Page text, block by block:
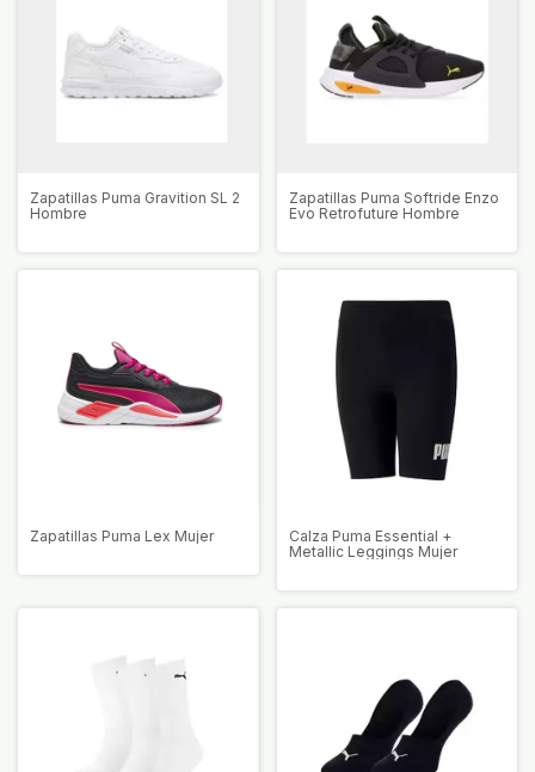
Zapatillas Puma Gravition SL 2
Hombre
Zapatillas Puma Softride Enzo
Evo Retrofuture Hombre
Zapatillas Puma Lex Mujer
Calza Puma Essential +
Metallic Leggings Mujer